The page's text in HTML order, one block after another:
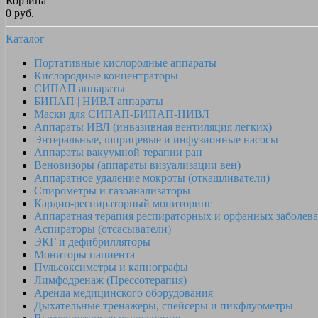
0 руб.
Каталог
Портативные кислородные аппараты
Кислородные концентраторы
СИПАП аппараты
БИПАП | НИВЛ аппараты
Маски для СИПАП-БИПАП-НИВЛ
Аппараты ИВЛ (инвазивная вентиляция легких)
Энтеральные, шприцевые и инфузионные насосы
Аппараты вакуумной терапии ран
Веновизоры (аппараты визуализации вен)
Аппаратное удаление мокроты (откашливатели)
Спирометры и газоанализаторы
Кардио-респираторный мониторинг
Аппаратная терапия респираторных и орфанных
Аспираторы (отсасыватели)
ЭКГ и дефибрилляторы
Мониторы пациента
Пульсоксиметры и капнографы
Лимфодренаж (Прессотерапия)
Аренда медицинского оборудования
Дыхательные тренажеры, спейсеры и пикфлуометры